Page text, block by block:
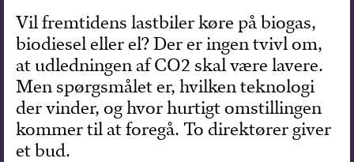
Vil fremtidens lastbiler køre på biogas,
biodiesel eller el? Der er ingen tvivl om,
at udledningen af CO2 skal være lavere.
Men spørgsmålet er, hvilken teknologi
der vinder, og hvor hurtigt omstillingen
kommer til at foregå. To direktører giver
et bud.